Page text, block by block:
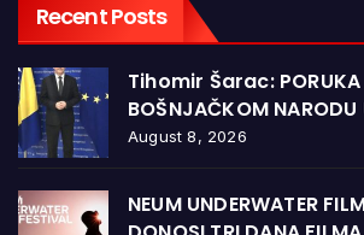
Recent Posts
Tihomir Šarac: PORUKA
BOŠNJAČKOM NARODU
August 8, 2026
NEUM UNDERWATER